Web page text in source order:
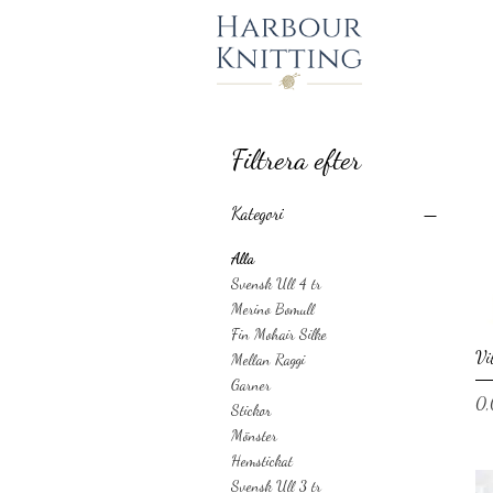
Filtrera efter
Kategori
Alla
Svensk Ull 4 tr
Merino Bomull
Fin Mohair Silke
Mellan Raggi
Garner
Stickor
Mönster
Hemstickat
Svensk Ull 3 tr